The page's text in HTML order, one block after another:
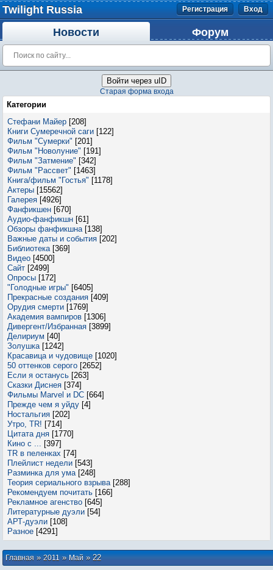
Twilight Russia Регистрация Вход
Новости Форум
Войти через uID
Старая форма входа
Категории
Стефани Майер [208]
Книги Сумеречной саги [122]
Фильм "Сумерки" [201]
Фильм "Новолуние" [191]
Фильм "Затмение" [342]
Фильм "Рассвет" [1463]
Книга/фильм "Гостья" [1178]
Актеры [15562]
Галерея [4926]
Фанфикшен [670]
Аудио-фанфикшн [61]
Обзоры фанфикшна [138]
Важные даты и события [202]
Библиотека [369]
Видео [4500]
Сайт [2499]
Опросы [172]
"Голодные игры" [6405]
Прекрасные создания [409]
Орудия смерти [1769]
Академия вампиров [1306]
Дивергент/Избранная [3899]
Делириум [40]
Золушка [1242]
Красавица и чудовище [1020]
50 оттенков серого [2652]
Если я останусь [263]
Сказки Диснея [374]
Фильмы Marvel и DC [664]
Прежде чем я уйду [4]
Ностальгия [202]
Утро, TR! [714]
Цитата дня [1770]
Кино с ... [397]
TR в пеленках [74]
Плейлист недели [543]
Разминка для ума [248]
Теория сериального взрыва [288]
Рекомендуем почитать [166]
Рекламное агенство [645]
Литературные дуэли [54]
АРТ-дуэли [108]
Разное [4291]
Главная»2011 » Май » 22